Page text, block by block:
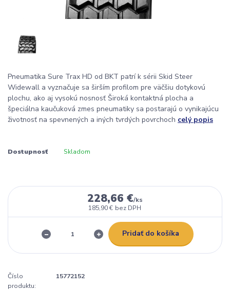
Pneumatika Sure Trax HD od BKT patrí k sérii Skid Steer
Widewall a vyznačuje sa širším profilom pre väčšiu dotykovú
plochu, ako aj vysokú nosnosť Široká kontaktná plocha a
špeciálna kaučuková zmes pneumatiky sa postarajú o vynikajúcu
životnosť na spevnených a iných tvrdých povrchoch celý popis
Dostupnosť Skladom
228,66 €/ks
185,90 € bez DPH
Pridať do košíka
Číslo
produktu:
15772152